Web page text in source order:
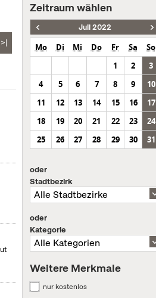
>|
Zeitraum wählen
Juli 2022
Mo Di Mi Do Fr Sa
So
1
2
3
4
5 6 7 8 9
10
11
12 13 14 15 16
17
18
19 20 21 22 23
24
25
26 27 28 29 30 31
oder
Stadtbezirk
oder
Kategorie
Weitere Merkmale
nur kostenlos